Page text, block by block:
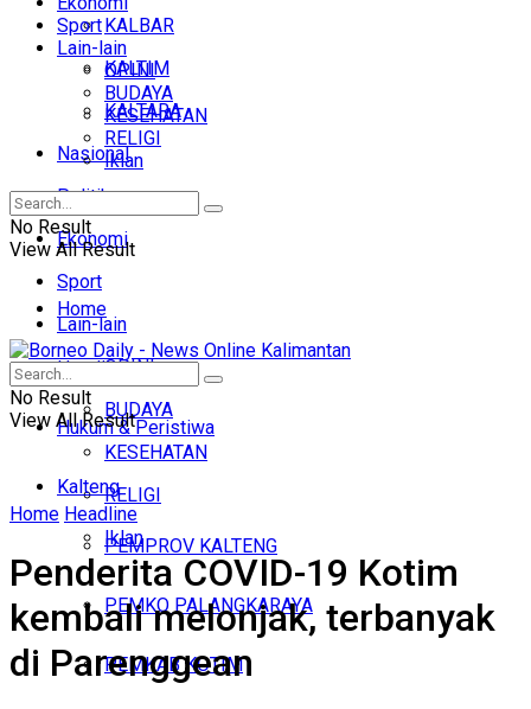
KALBAR
KALTIM
KALTARA
Nasional
Politik
Ekonomi
Sport
Lain-lain
OPINI
BUDAYA
KESEHATAN
RELIGI
Iklan
Minggu, Agustus 9, 2026
Sport
Lain-lain
OPINI
BUDAYA
KESEHATAN
RELIGI
Iklan
No Result
View All Result
Home
Headline
Hukum & Peristiwa
Kalteng
PEMPROV KALTENG
PEMKO PALANGKARAYA
PEMKAB KOTIM
No Result
View All Result
Home Headline
Penderita COVID-19 Kotim
kembali melonjak, terbanyak
di Parenggean